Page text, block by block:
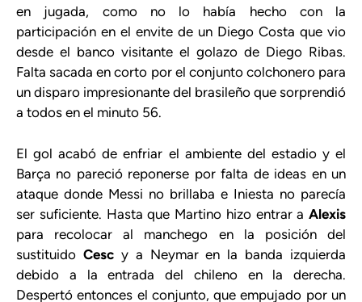
en jugada, como no lo había hecho con la
participación en el envite de un Diego Costa que vio
desde el banco visitante el golazo de Diego Ribas.
Falta sacada en corto por el conjunto colchonero para
un disparo impresionante del brasileño que sorprendió
a todos en el minuto 56.
El gol acabó de enfriar el ambiente del estadio y el
Barça no pareció reponerse por falta de ideas en un
ataque donde Messi no brillaba e Iniesta no parecía
ser suficiente. Hasta que Martino hizo entrar a Alexis
para recolocar al manchego en la posición del
sustituido Cescy a Neymar en la banda izquierda
debido a la entrada del chileno en la derecha.
Despertó entonces el conjunto, que empujado por un